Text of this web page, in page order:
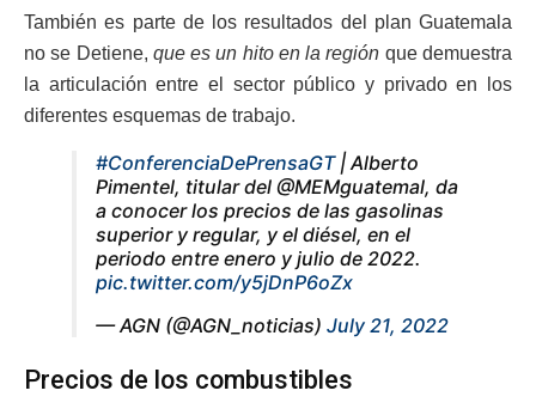
También es parte de los resultados del plan Guatemala
no se Detiene, que es un hito en la región que demuestra
la articulación entre el sector público y privado en los
diferentes esquemas de trabajo.
#ConferenciaDePrensaGT| Alberto
Pimentel, titular del @MEMguatemal, da
a conocer los precios de las gasolinas
superior y regular, y el diésel, en el
periodo entre enero y julio de 2022.
pic.twitter.com/y5jDnP6oZx
— AGN (@AGN_noticias) July 21, 2022
Precios de los combustibles